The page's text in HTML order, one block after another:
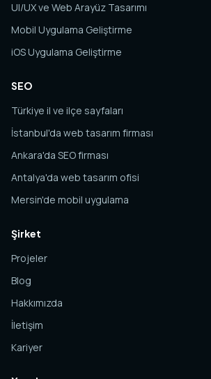
UI/UX ve Web Arayüz Tasarımı
Mobil Uygulama Geliştirme
iOS Uygulama Geliştirme
SEO
Türkiye il ve ilçe sayfaları
İstanbul'da web tasarım firması
Ankara'da SEO firması
Antalya'da web tasarım ofisi
Mersin'de mobil uygulama
Şirket
Projeler
Blog
Hakkımızda
İletişim
Kariyer